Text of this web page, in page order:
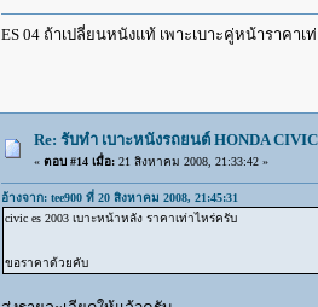
ES 04 ถ้าเปลี่ยนหนังแท้ เพาะเบาะคู่หน้าราคาเ
Re: รับทำ เบาะหนังรถยนต์ HONDA
« ตอบ #14 เมื่อ:21 สิงหาคม 2008, 21:33:42 »
อ้างจาก: tee900 ที่ 20 สิงหาคม 2008, 21:45:31
civic es 2003 เบาะหน้าหลัง ราคาเท่าไหร่ครับ
ขอราคาด้วยคับ